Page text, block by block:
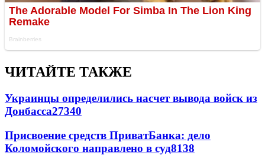
ЧИТАЙТЕ ТАКЖЕ
Украинцы определились насчет вывода войск из
Донбасса27340
Присвоение средств ПриватБанка: дело
Коломойского направлено в суд8138